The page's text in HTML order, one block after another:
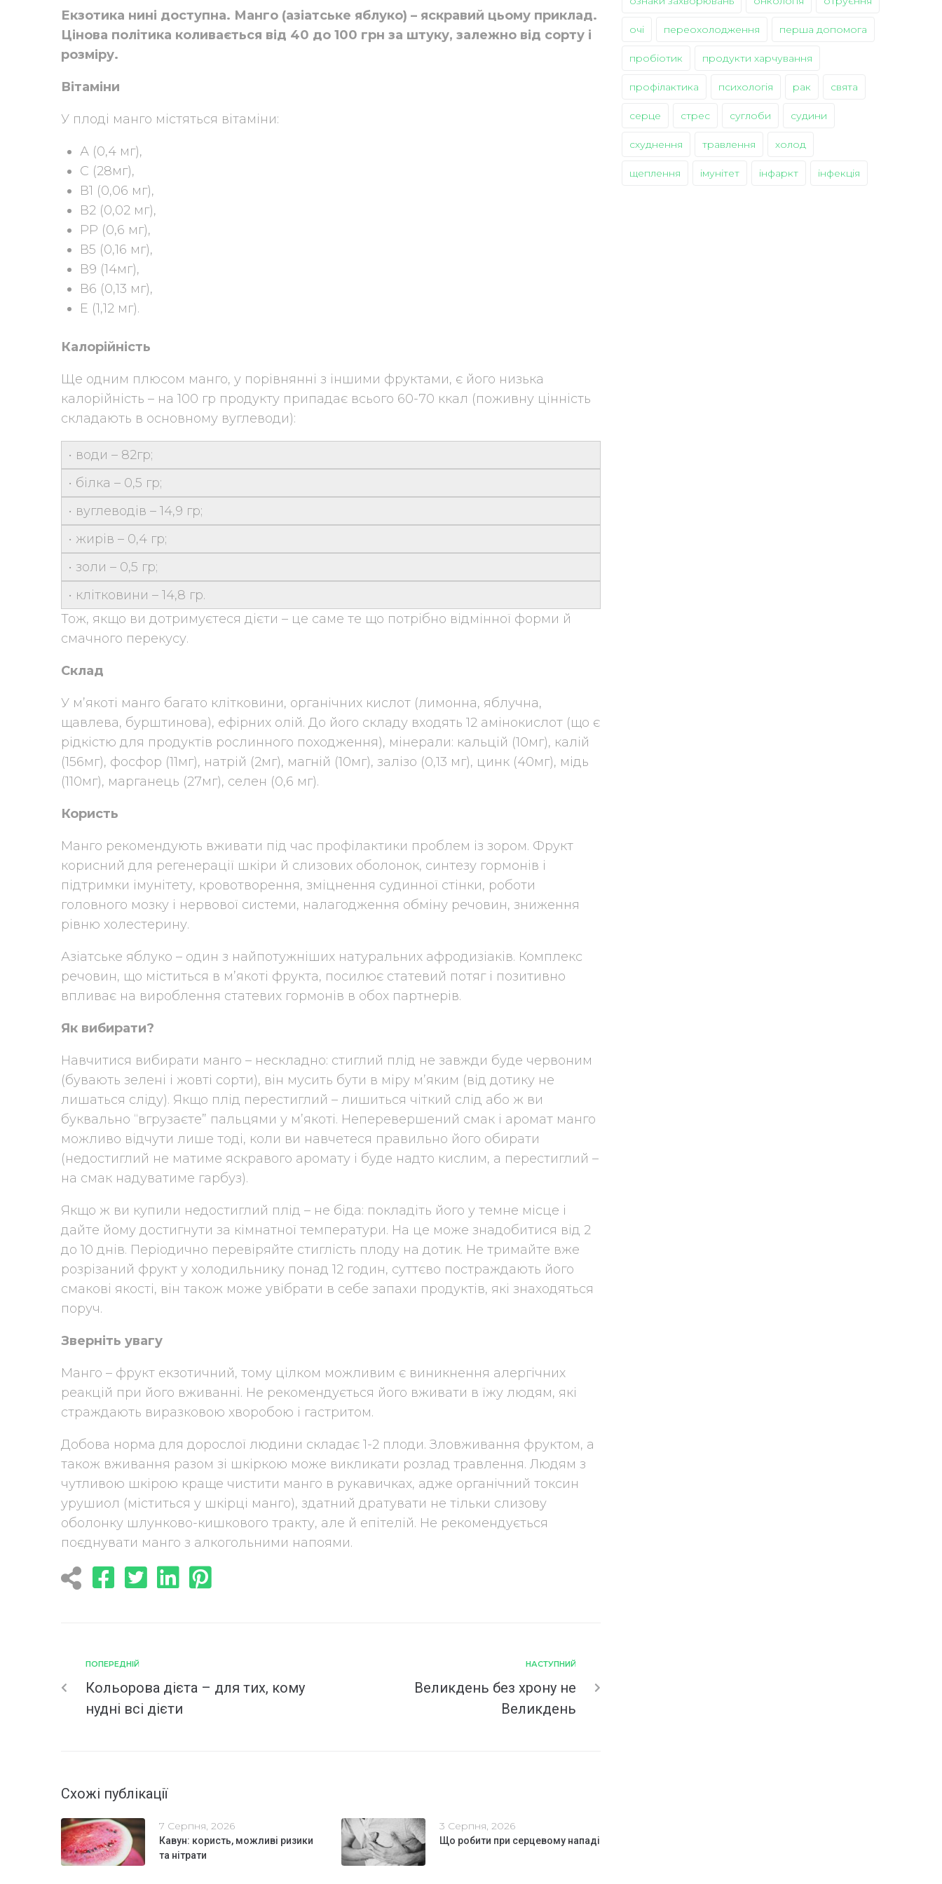
Екзотика нині доступна. Манго (азіатське яблуко) – яскравий цьому приклад.
Цінова політика коливається від 40 до 100 грн за штуку, залежно від сорту і
розміру.
Вітаміни
У плоді манго містяться вітаміни:
А (0,4 мг),
С (28мг),
В1 (0,06 мг),
В2 (0,02 мг),
РР (0,6 мг),
В5 (0,16 мг),
В9 (14мг),
В6 (0,13 мг),
Е (1,12 мг).
Калорійність
Ще одним плюсом манго, у порівнянні з іншими фруктами, є його низька
калорійність – на 100 гр продукту припадає всього 60-70 ккал (поживну цінність
складають в основному вуглеводи):
• води – 82гр;
• білка – 0,5 гр;
• вуглеводів – 14,9 гр;
• жирів – 0,4 гр;
• золи – 0,5 гр;
• клітковини – 14,8 гр.
Тож, якщо ви дотримуєтеся дієти – це саме те що потрібно відмінної форми й
смачного перекусу.
Склад
У м’якоті манго багато клітковини, органічних кислот (лимонна, яблучна,
щавлева, бурштинова), ефірних олій. До його складу входять 12 амінокислот (що є
рідкістю для продуктів рослинного походження), мінерали: кальцій (10мг), калій
(156мг), фосфор (11мг), натрій (2мг), магній (10мг), залізо (0,13 мг), цинк (40мг), мідь
(110мг), марганець (27мг), селен (0,6 мг).
Користь
Манго рекомендують вживати під час профілактики проблем із зором. Фрукт
корисний для регенерації шкіри й слизових оболонок, синтезу гормонів і
підтримки імунітету, кровотворення, зміцнення судинної стінки, роботи
головного мозку і нервової системи, налагодження обміну речовин, зниження
рівню холестерину.
Азіатське яблуко – один з найпотужніших натуральних афродизіаків. Комплекс
речовин, що міститься в м’якоті фрукта, посилює статевий потяг і позитивно
впливає на вироблення статевих гормонів в обох партнерів.
Як вибирати?
Навчитися вибирати манго – нескладно: стиглий плід не завжди буде червоним
(бувають зелені і жовті сорти), він мусить бути в міру м’яким (від дотику не
лишаться сліду). Якщо плід перестиглий – лишиться чіткий слід або ж ви
буквально “вгрузаєте” пальцями у м’якоті. Неперевершений смак і аромат манго
можливо відчути лише тоді, коли ви навчетеся правильно його обирати
(недостиглий не матиме яскравого аромату і буде надто кислим, а перестиглий –
на смак надуватиме гарбуз).
Якщо ж ви купили недостиглий плід – не біда: покладіть його у темне місце і
дайте йому достигнути за кімнатної температури. На це може знадобитися від 2
до 10 днів. Періодично перевіряйте стиглість плоду на дотик. Не тримайте вже
розрізаний фрукт у холодильнику понад 12 годин, суттєво постраждають його
смакові якості, він також може увібрати в себе запахи продуктів, які знаходяться
поруч.
Зверніть увагу
Манго – фрукт екзотичний, тому цілком можливим є виникнення алергічних
реакцій при його вживанні. Не рекомендується його вживати в їжу людям, які
страждають виразковою хворобою і гастритом.
Добова норма для дорослої людини складає 1-2 плоди. Зловживання фруктом, а
також вживання разом зі шкіркою може викликати розлад травлення. Людям з
чутливою шкірою краще чистити манго в рукавичках, адже органічний токсин
урушиол (міститься у шкірці манго), здатний дратувати не тільки слизову
оболонку шлунково-кишкового тракту, але й епітелій. Не рекомендується
поєднувати манго з алкогольними напоями.
ПОПЕРЕДНІЙ
Кольорова дієта – для тих, кому
нудні всі дієти
НАСТУПНИЙ
Великдень без хрону не
Великдень
Схожі публікації
7 Серпня, 2026
Кавун: користь, можливі ризики
та нітрати
3 Серпня, 2026
Що робити при серцевому нападі
очі переохолодження перша допомога
пробіотик продукти харчування
профілактика психологія рак свята
серце стрес суглоби судини
схуднення травлення холод
щеплення імунітет інфаркт інфекція